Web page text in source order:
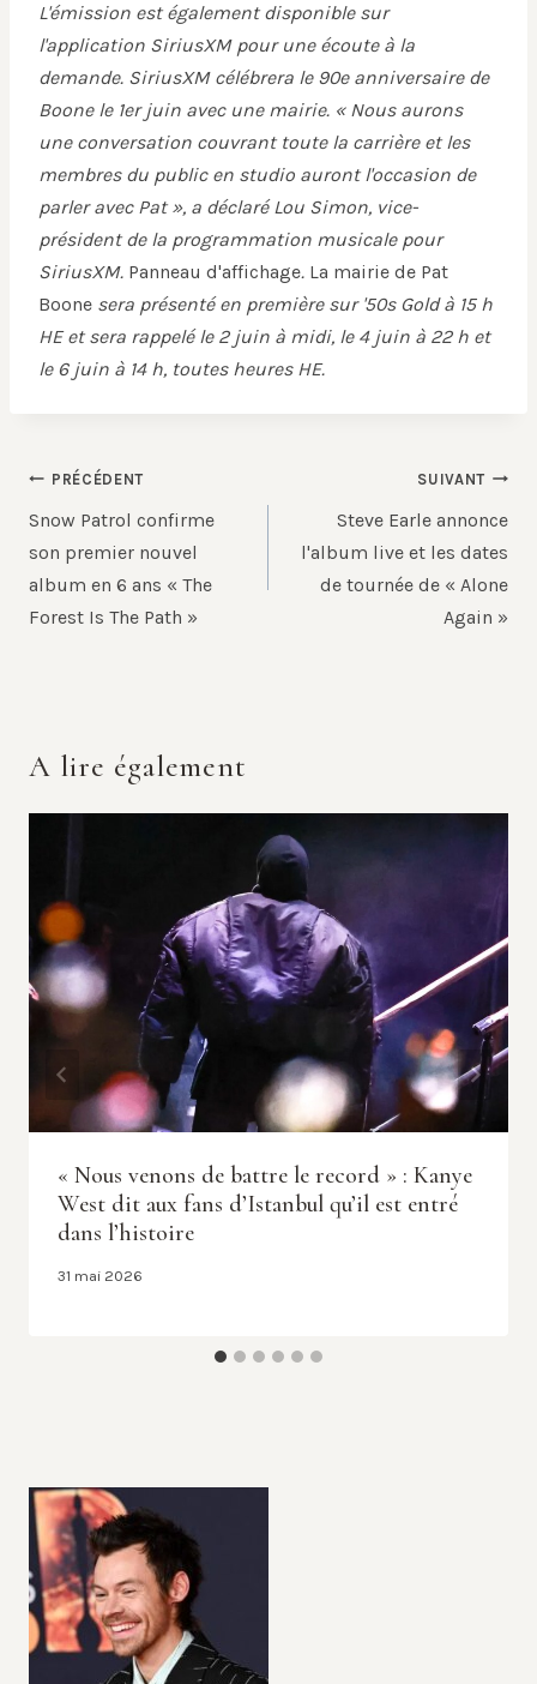
L'émission est également disponible sur
l'application SiriusXM pour une écoute à la
demande. SiriusXM célébrera le 90e anniversaire de
Boone le 1er juin avec une mairie. « Nous aurons
une conversation couvrant toute la carrière et les
membres du public en studio auront l'occasion de
parler avec Pat », a déclaré Lou Simon, vice-
président de la programmation musicale pour
SiriusXM. Panneau d'affichage. La mairie de Pat
Boone sera présenté en première sur '50s Gold à 15 h
HE et sera rappelé le 2 juin à midi, le 4 juin à 22 h et
le 6 juin à 14 h, toutes heures HE.
Navigation
de
l’article
PRÉCÉDENT
Snow Patrol confirme
son premier nouvel
album en 6 ans « The
Forest Is The Path »
SUIVANT
Steve Earle annonce
l'album live et les dates
de tournée de « Alone
Again »
A lire également
« Nous venons de battre le record » : Kanye
West dit aux fans d’Istanbul qu’il est entré
dans l’histoire
31 mai 2026